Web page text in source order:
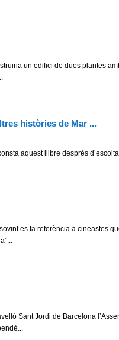
un edifici de dues plantes
històries de Mar ...
aquest llibre després
es fa referència a cineastes
Sant Jordi de Barcelona